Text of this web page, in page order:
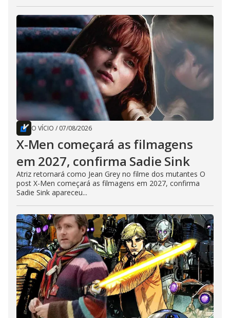
O VÍCIO / 07/08/2026
X-Men começará as filmagens
em 2027, confirma Sadie Sink
Atriz retornará como Jean Grey no filme dos mutantes O
post X-Men começará as filmagens em 2027, confirma
Sadie Sink apareceu...